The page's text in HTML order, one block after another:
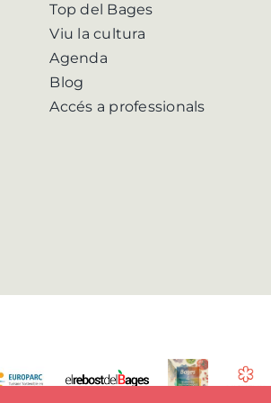
Top del Bages
Viu la cultura
Agenda
Blog
Accés a professionals